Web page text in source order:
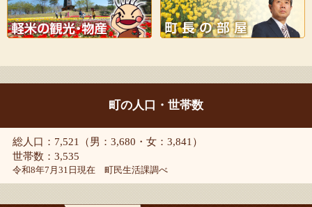
町の人口・世帯数
総人口：7,521（男：3,680・女：3,841）
世帯数：3,535
令和8年7月31日現在 町民生活課調べ